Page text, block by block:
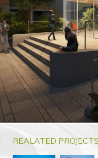
REALATED